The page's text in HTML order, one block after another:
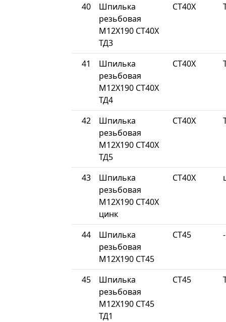
40
Шпилька
резьбовая
М12Х190 СТ40Х
ТД3
СТ40Х
41
Шпилька
резьбовая
М12Х190 СТ40Х
ТД4
СТ40Х
42
Шпилька
резьбовая
М12Х190 СТ40Х
ТД5
СТ40Х
43
Шпилька
резьбовая
М12Х190 СТ40Х
цинк
СТ40Х
44
Шпилька
резьбовая
М12Х190 СТ45
СТ45 -
45
Шпилька
резьбовая
М12Х190 СТ45
ТД1
СТ45